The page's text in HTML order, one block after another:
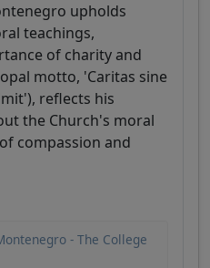
upholds
teachings,
of charity and
motto, 'Caritas sine
reflects his
the Church's moral
compassion and
- The College